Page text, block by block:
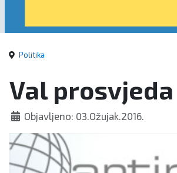
Politika
Val
Objavljeno: 03.Ožujak.2016.